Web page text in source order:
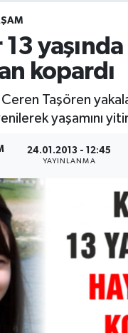
13 yaşında
kopardı
Taşören
yaşamını
24.01.2013 - 12:45
YAYINLANMA